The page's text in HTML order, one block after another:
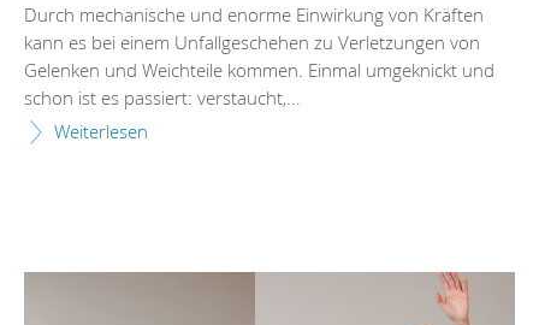
Durch mechanische und enorme Einwirkung von Kräften
kann es bei einem Unfallgeschehen zu Verletzungen von
Gelenken und Weichteile kommen. Einmal umgeknickt und
schon ist es passiert: verstaucht,...
Weiterlesen